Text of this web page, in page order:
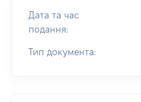
Дата та час
подання:
Тип документа: